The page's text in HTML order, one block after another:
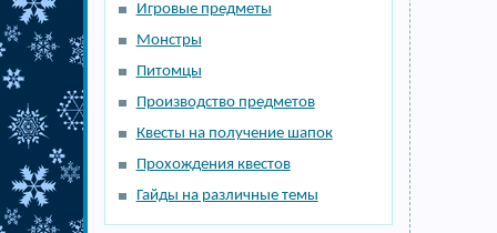
Игровые предметы
Монстры
Питомцы
Производство предметов
Квесты на получение шапок
Прохождения квестов
Гайды на различные темы